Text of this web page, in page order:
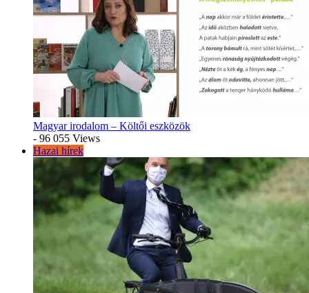
Magyar irodalom – Költői eszközök
- 96 055 Views
Hazai hírek